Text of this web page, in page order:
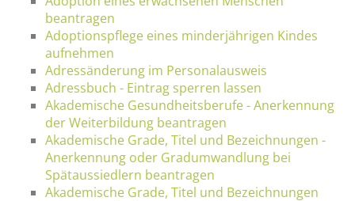
beantragen
Adoptionspflege eines minderjährigen Kindes
aufnehmen
Adressänderung im Personalausweis
Adressbuch - Eintrag sperren lassen
Akademische Gesundheitsberufe - Anerkennung
der Weiterbildung beantragen
Akademische Grade, Titel und Bezeichnungen -
Anerkennung oder Gradumwandlung bei
Spätaussiedlern beantragen
Akademische Grade, Titel und Bezeichnungen